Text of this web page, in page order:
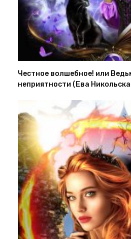
Честное волшебное! или
неприятности (Ева